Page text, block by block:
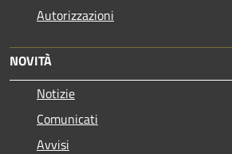
Autorizzazioni
NOVITÀ
Notizie
Comunicati
Avvisi